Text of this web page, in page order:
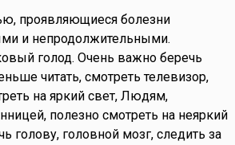
проявляющиеся болезни
и непродолжительными.
голод. Очень важно беречь
читать, смотреть телевизор,
на яркий свет, Людям,
полезно смотреть на неяркий
голову, головной мозг, следить за